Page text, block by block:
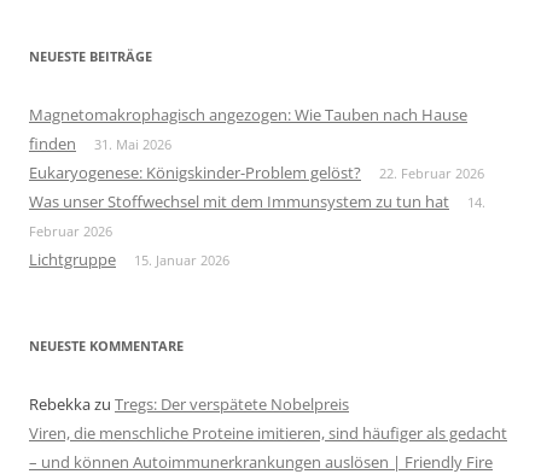
NEUESTE BEITRÄGE
Magnetomakrophagisch angezogen: Wie Tauben nach Hause
finden
31. Mai 2026
Eukaryogenese: Königskinder-Problem gelöst? 22. Februar 2026
Was unser Stoffwechsel mit dem Immunsystem zu tun hat
14.
Februar 2026
Lichtgruppe 15. Januar 2026
NEUESTE KOMMENTARE
Rebekkazu Tregs: Der verspätete Nobelpreis
Viren, die menschliche Proteine imitieren, sind häufiger als gedacht
– und können Autoimmunerkrankungen auslösen | Friendly Fire